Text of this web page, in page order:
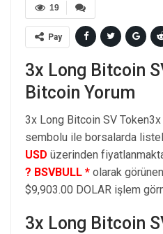
19
Pay
3x Long Bitcoin
Bitcoin Yorum
3x Long Bitcoin SV
sembolu ile borsalarda
USD üzerinden
? BSVBULL * olarak
$9,903.00 DOLAR işlem
3x Long Bitcoin